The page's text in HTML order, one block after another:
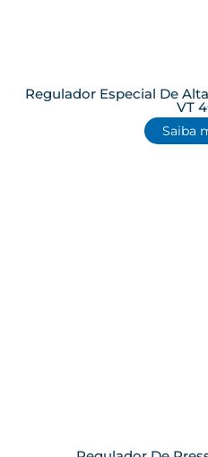
Regulador Especial De
VT
Saiba